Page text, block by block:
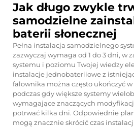
Jak długo zwykle
samodzielne
baterii słonecznej
Pełna instalacja samodzielnego
zazwyczaj wymaga od 1 do 3 dni, w
systemu i poziomu Twojej wiedzy
instalacje jednobateriiowe z
falownika można często ukończyć
podczas gdy większe systemy
wymagające znaczących
potrwać kilka dni. Odpowiednie
mogą znacznie skrócić czas